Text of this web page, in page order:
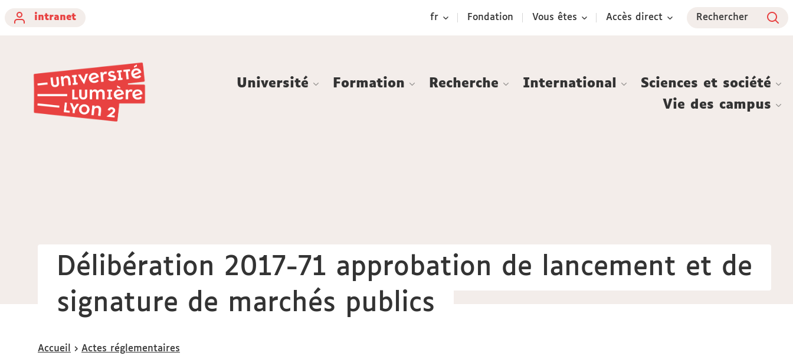
intranet
fr Fondation Vous êtes Accès direct Rechercher
Université Formation Recherche International
Sciences et société
Vie des campus
Délibération 2017-71 approbation de lancement et de
signature de marchés publics
Vous
Accueil Actes réglementaires